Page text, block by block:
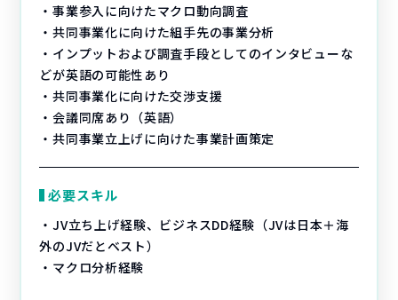
・事業参入に向けたマクロ動向調査
・共同事業化に向けた組手先の事業分析
・インプットおよび調査手段としてのインタビューな
どが英語の可能性あり
・共同事業化に向けた交渉支援
・会議同席あり（英語）
・共同事業立上げに向けた事業計画策定
必要スキル
・JV立ち上げ経験、ビジネスDD経験（JVは日本＋海
外のJVだとベスト）
・マクロ分析経験